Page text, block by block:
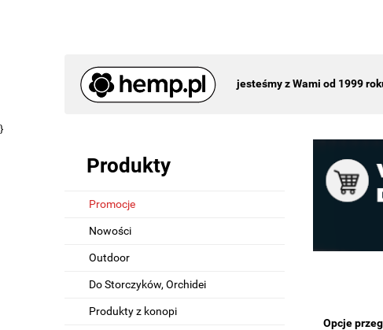
jesteśmy z Wami od 1999
}
Produkty
Promocje
Nowości
Outdoor
Do Storczyków, Orchidei
Produkty z konopi
Opcje